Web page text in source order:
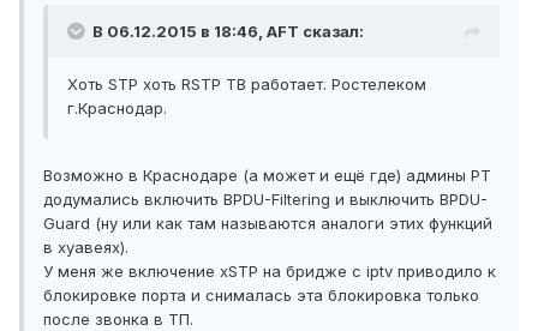
В 06.12.2015 в 18:46, AFT сказал:
Хоть STP хоть RSTP ТВ работает. Ростелеком
г.Краснодар.
Возможно в Краснодаре (а может и ещё где) админы РТ
додумались включить BPDU-Filtering и выключить BPDU-
Guard (ну или как там называются аналоги этих функций
в хуавеях).
У меня же включение xSTP на бридже с iptv приводило к
блокировке порта и снималась эта блокировка только
после звонка в ТП.